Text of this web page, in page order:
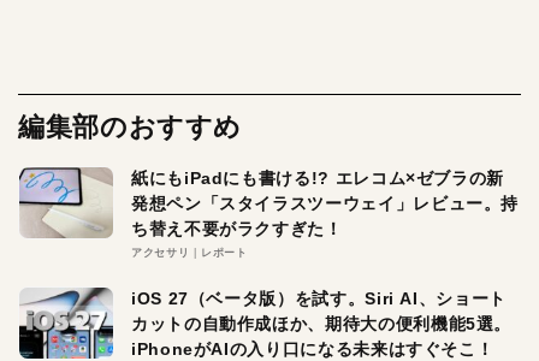
編集部のおすすめ
紙にもiPadにも書ける!? エレコム×ゼブラの新
発想ペン「スタイラスツーウェイ」レビュー。持
ち替え不要がラクすぎた！
アクセサリ レポート
iOS 27（ベータ版）を試す。Siri AI、ショート
カットの自動作成ほか、期待大の便利機能5選。
iPhoneがAIの入り口になる未来はすぐそこ！